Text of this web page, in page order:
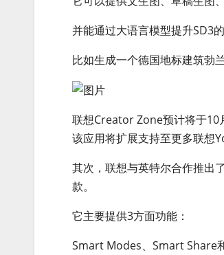
并能通过大语言模型提升SD3
比如生成一个德国地标建筑勃兰
联想Creator Zone预计将于10
该应用将扩展支持至更多联想
其次，联想与英特尔合作推出了
款。
它主要提供3方面功能：
Smart Modes、Smart Share